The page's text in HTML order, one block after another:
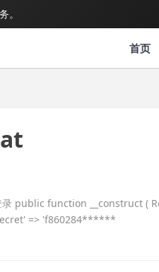
首页
录 public function __construct
=> 'f860284******